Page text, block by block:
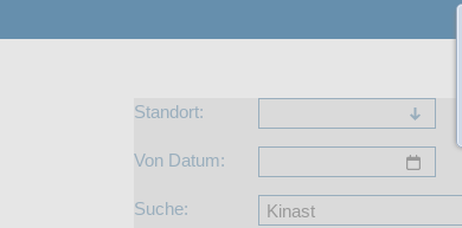
Standort:
Von Datum:
Suche: